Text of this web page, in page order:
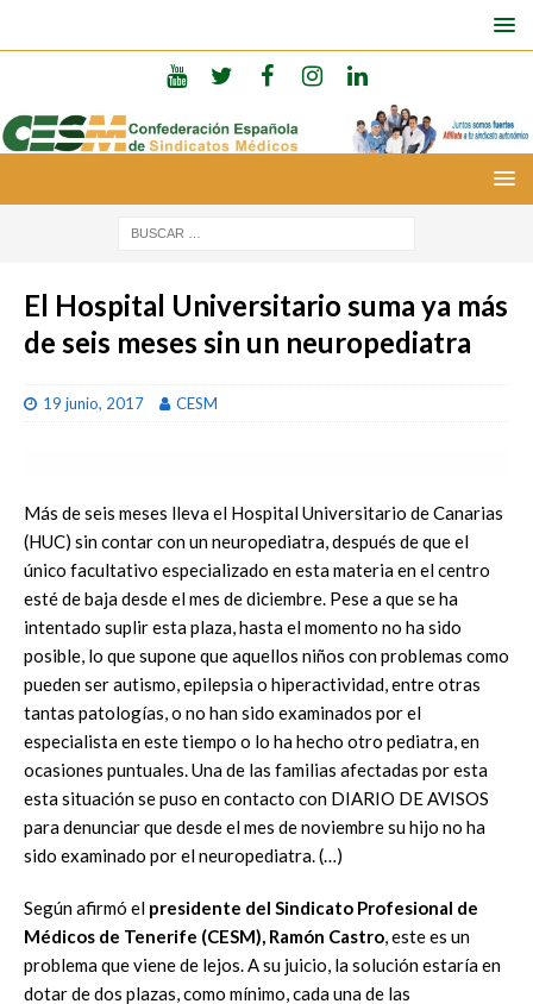
El Hospital Universitario suma ya más
de seis meses sin un neuropediatra
19 junio, 2017 CESM
Más de seis meses lleva el Hospital Universitario de Canarias
(HUC) sin contar con un neuropediatra, después de que el
único facultativo especializado en esta materia en el centro
esté de baja desde el mes de diciembre. Pese a que se ha
intentado suplir esta plaza, hasta el momento no ha sido
posible, lo que supone que aquellos niños con problemas como
pueden ser autismo, epilepsia o hiperactividad, entre otras
tantas patologías, o no han sido examinados por el
especialista en este tiempo o lo ha hecho otro pediatra, en
ocasiones puntuales. Una de las familias afectadas por esta
esta situación se puso en contacto con DIARIO DE AVISOS
para denunciar que desde el mes de noviembre su hijo no ha
sido examinado por el neuropediatra. (…)
Según afirmó el presidente del Sindicato Profesional de
Médicos de Tenerife (CESM), Ramón Castro, este es un
problema que viene de lejos. A su juicio, la solución estaría en
dotar de dos plazas, como mínimo, cada una de las